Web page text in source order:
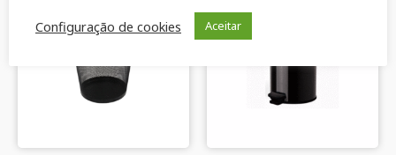
Configuração de cookies
Aceitar